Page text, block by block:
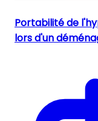
Portabilité de
lors d'un